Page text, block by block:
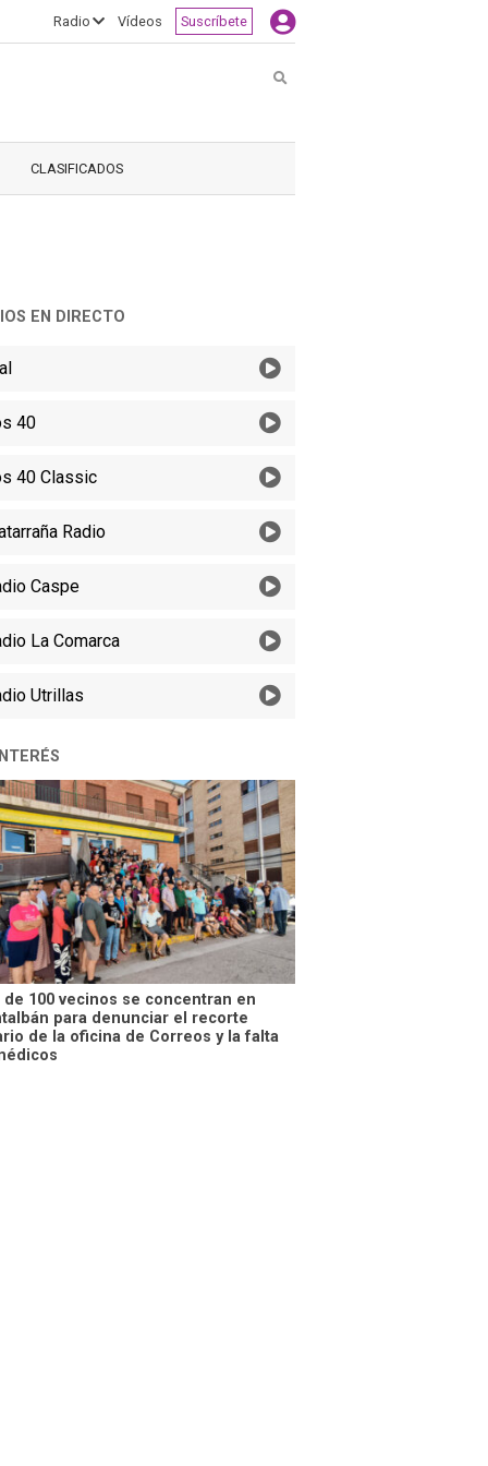
Radio Vídeos Suscríbete
Buscar
CLASIFICADOS
EN DIRECTO
40
40 Classic
Radio
Caspe
La Comarca
Utrillas
de 100 vecinos se concentran en
para denunciar el recorte
de la oficina de Correos y la falta